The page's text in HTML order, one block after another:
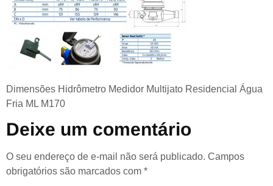
Dimensões Hidrômetro Medidor Multijato Residencial Água
Fria ML M170
Deixe um comentário
O seu endereço de e-mail não será publicado. Campos
obrigatórios são marcados com *